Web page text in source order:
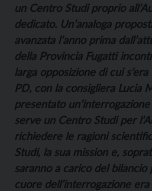
un Centro Studi proprio
dedicato. Un’analoga
avanzata l’anno prima
della Provincia Fugatti
larga opposizione di cui
PD, con la consigliera Lucia
presentato un’interrogazione
serve un Centro Studi per
richiedere le ragioni
Studi, la sua mission e,
saranno a carico del bilancio
cuore dell’interrogazione